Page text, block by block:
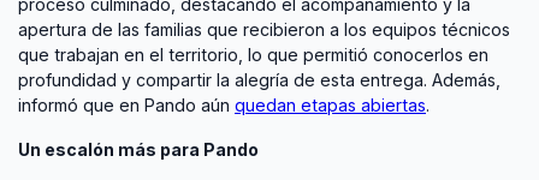
proceso culminado, destacando el acompañamiento y la
apertura de las familias que recibieron a los equipos técnicos
que trabajan en el territorio, lo que permitió conocerlos en
profundidad y compartir la alegría de esta entrega. Además,
informó que en Pando aún quedan etapas abiertas.
Un escalón más para Pando